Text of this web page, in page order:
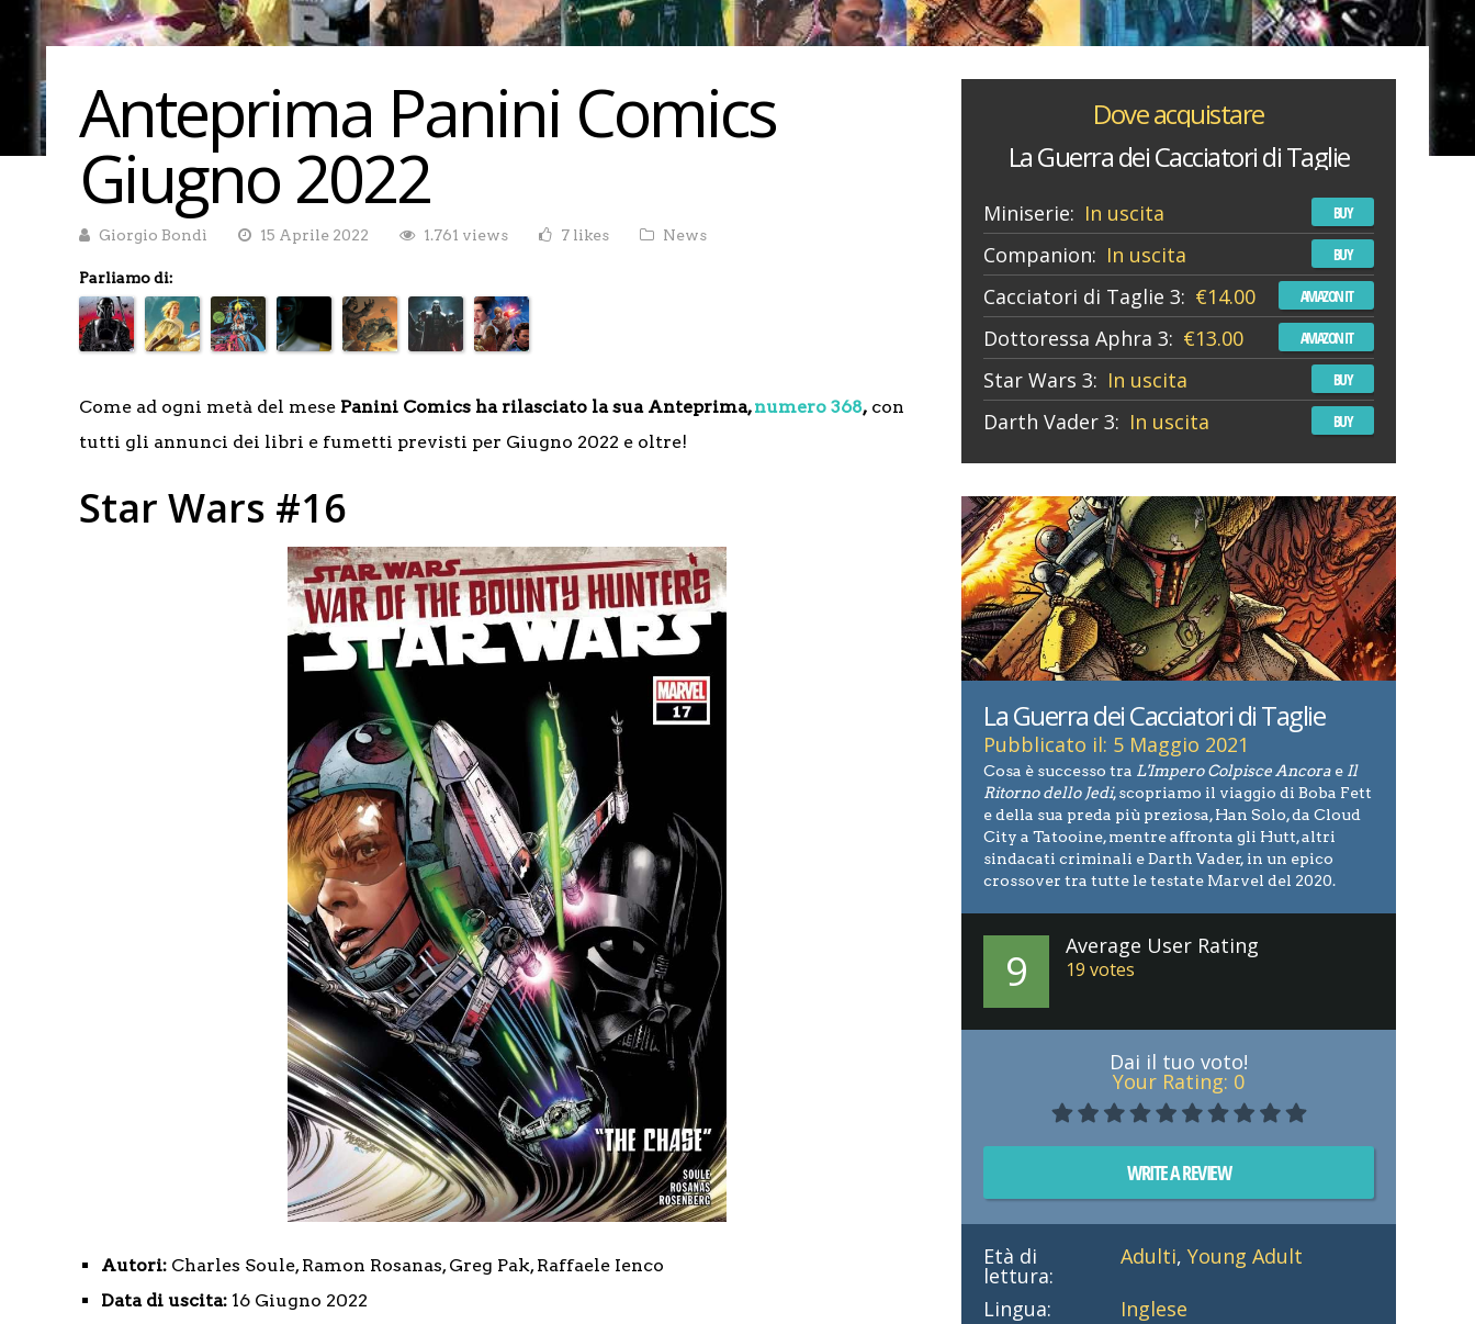
Anteprima Panini Comics
Giugno 2022
Giorgio Bondì 15 Aprile 2022 1.761 views 7 likes News
Parliamo di:
Come ad ogni metà del mese Panini Comics ha rilasciato la sua Anteprima,numero 368, con
tutti gli annunci dei libri e fumetti previsti per Giugno 2022 e oltre!
Star Wars #16
Autori: Charles Soule, Ramon Rosanas, Greg Pak, Raffaele Ienco
Data di uscita: 16 Giugno 2022
Dove acquistare
La Guerra dei Cacciatori di Taglie
Miniserie: In uscita BUY
Companion: In uscita BUY
Cacciatori di Taglie 3: €14.00 AMAZON IT
Dottoressa Aphra 3: €13.00 AMAZON IT
Star Wars 3: In uscita BUY
Darth Vader 3: In uscita BUY
La Guerra dei Cacciatori di Taglie
Pubblicato il: 5 Maggio 2021
Cosa è successo tra L'Impero Colpisce Ancora e Il
Ritorno dello Jedi, scopriamo il viaggio di Boba Fett
e della sua preda più preziosa, Han Solo, da Cloud
City a Tatooine, mentre affronta gli Hutt, altri
sindacati criminali e Darth Vader, in un epico
crossover tra tutte le testate Marvel del 2020.
9 Average User Rating
19 votes
Dai il tuo voto!
Your Rating: 0
WRITE A REVIEW
Età di
lettura:
Adulti, Young Adult
Lingua:
Inglese